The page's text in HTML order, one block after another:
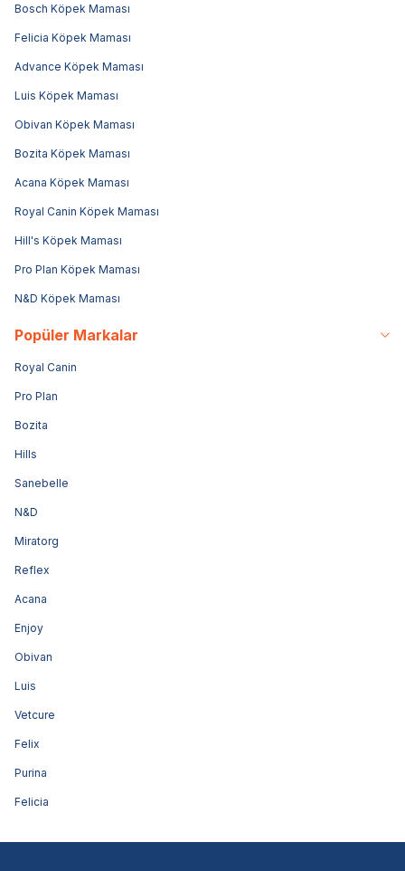
Bosch Köpek Maması
Felicia Köpek Maması
Advance Köpek Maması
Luis Köpek Maması
Obivan Köpek Maması
Bozita Köpek Maması
Acana Köpek Maması
Royal Canin Köpek Maması
Hill's Köpek Maması
Pro Plan Köpek Maması
N&D Köpek Maması
Popüler Markalar
Royal Canin
Pro Plan
Bozita
Hills
Sanebelle
N&D
Miratorg
Reflex
Acana
Enjoy
Obivan
Luis
Vetcure
Felix
Purina
Felicia